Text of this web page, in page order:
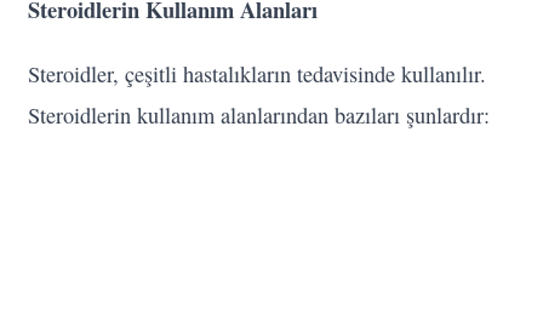
Steroidlerin Kullanım Alanları
Steroidler, çeşitli hastalıkların tedavisinde kullanılır.
Steroidlerin kullanım alanlarından bazıları şunlardır: